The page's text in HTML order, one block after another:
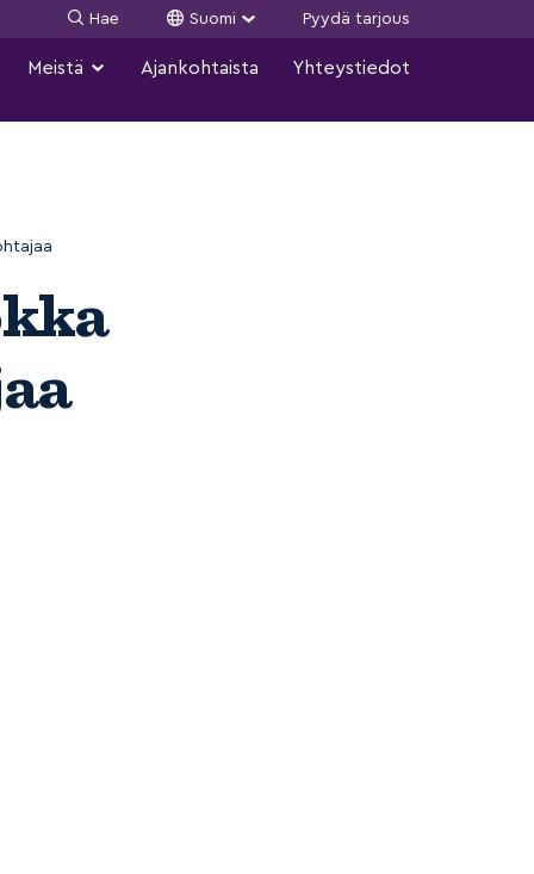
Hae Suomi Pyydä tarjous
Meistä Ajankohtaista Yhteystiedot